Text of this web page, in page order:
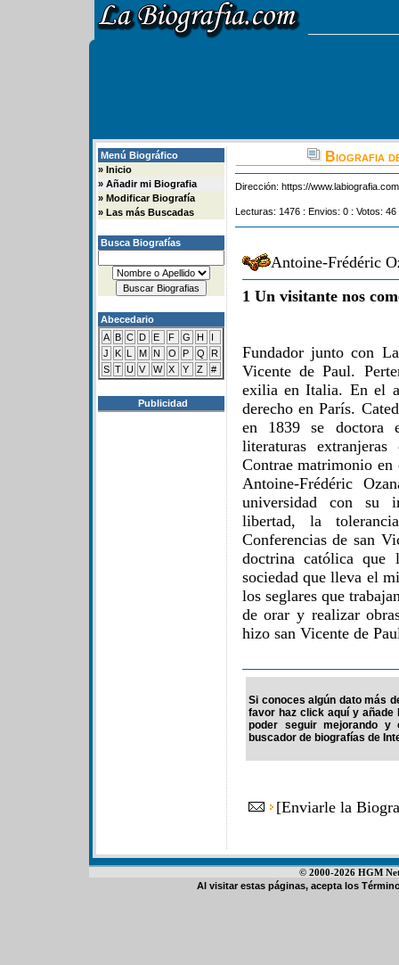
Menú Biográfico
» Inicio
» Añadir mi Biografia
» Modificar Biografía
» Las más Buscadas
Busca Biografías
Abecedario
A B C D E F G H
I
J
K L M N O P Q
R
S T U V W X Y Z #
Publicidad
Biografia
Dirección: https://
Lecturas: 1476 : Envios: 0 : Votos:
Antoine-Frédéric
1 Un visitante nos
Fundador junto con
Vicente de Paul.
exilia en Italia. En el
derecho en París.
en 1839 se doctora
literaturas
Contrae matrimonio
Antoine-Frédéric
universidad con su
libertad, la
Conferencias de san
doctrina católica que
sociedad que lleva el
los seglares que
de orar y realizar
hizo san Vicente de
Si conoces algún dato más
favor haz click aquí y
poder seguir mejorando y
buscador de biografías de
[Enviarle la
© 2000-2026 HGM
Al visitar estas páginas, acepta los